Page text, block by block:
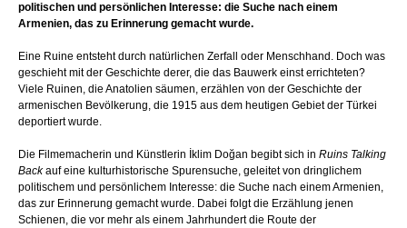
politischen und persönlichen Interesse: die Suche nach einem
Armenien, das zu Erinnerung gemacht wurde.
Eine Ruine entsteht durch natürlichen Zerfall oder Menschhand. Doch was
geschieht mit der Geschichte derer, die das Bauwerk einst errichteten?
Viele Ruinen, die Anatolien säumen, erzählen von der Geschichte der
armenischen Bevölkerung, die 1915 aus dem heutigen Gebiet der Türkei
deportiert wurde.
Die Filmemacherin und Künstlerin İklim Doğan begibt sich in Ruins Talking
Backauf eine kulturhistorische Spurensuche, geleitet von dringlichem
politischem und persönlichem Interesse: die Suche nach einem Armenien,
das zur Erinnerung gemacht wurde. Dabei folgt die Erzählung jenen
Schienen, die vor mehr als einem Jahrhundert die Route der